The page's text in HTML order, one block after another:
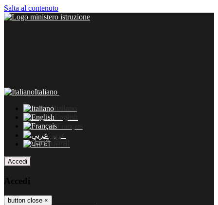
Salta al contenuto
Italiano
Italiano
English
Français
عربى
ਪੰਜਾਬੀ
Accedi
Accedi
button close ×